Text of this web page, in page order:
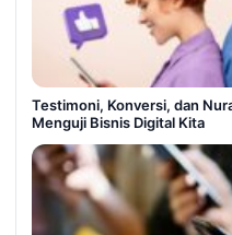
Testimoni, Konversi, dan
Menguji Bisnis Digital Kita